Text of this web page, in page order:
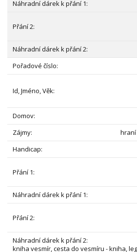
hraní
kniha vesmír, cesta do vesmíru - kniha,